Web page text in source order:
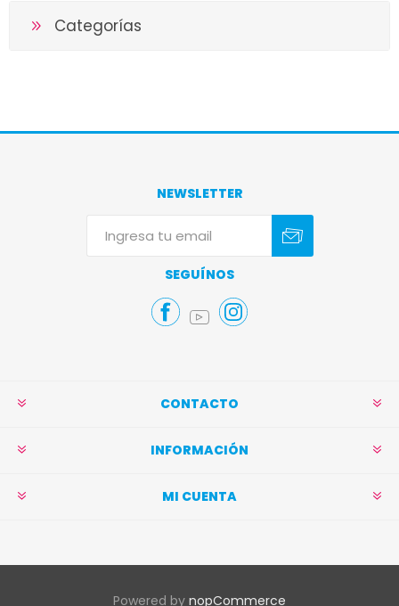
Categorías
NEWSLETTER
SEGUÍNOS
CONTACTO
INFORMACIÓN
MI CUENTA
Powered by nopCommerce